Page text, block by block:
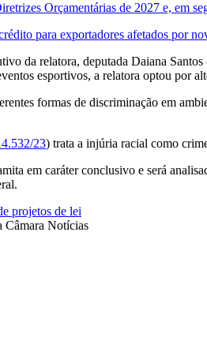
Orçamentárias de 2027 e, em
para exportadores afetados por
da relatora, deputada Daiana
esportivos, a relatora optou por
formas de discriminação em
23) trata a injúria racial como
em caráter conclusivo e será
projetos de lei
Câmara Notícias